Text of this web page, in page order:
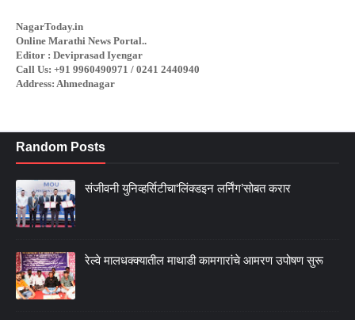
NagarToday.in
Online Marathi News Portal..
Editor : Deviprasad Iyengar
Call Us: +91 9960490971 / 0241 2440940
Address: Ahmednagar
Random Posts
संजीवनी युनिव्हर्सिटीचा‘लिंक्डइन लर्निंग’सोबत करार
रेल्वे मालधक्क्यातील माथाडी कामगारांचे आमरण उपोषण सुरू